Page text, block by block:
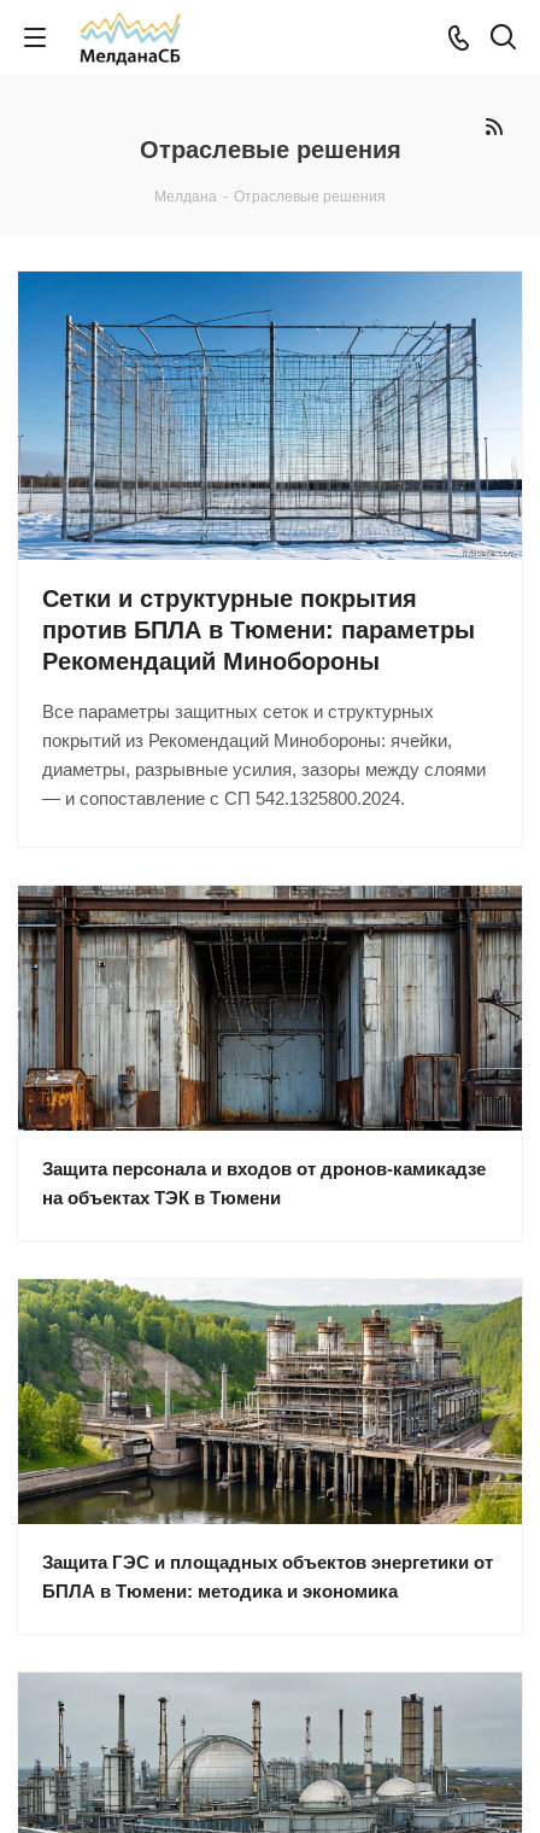
Отраслевые решения
Мелдана - Отраслевые решения
Сетки и структурные покрытия
против БПЛА в Тюмени: параметры
Рекомендаций Минобороны
Все параметры защитных сеток и структурных
покрытий из Рекомендаций Минобороны: ячейки,
диаметры, разрывные усилия, зазоры между слоями
— и сопоставление с СП 542.1325800.2024.
Защита персонала и входов от дронов-камикадзе
на объектах ТЭК в Тюмени
Защита ГЭС и площадных объектов энергетики от
БПЛА в Тюмени: методика и экономика